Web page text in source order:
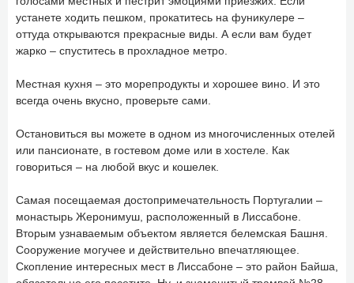
устанете ходить пешком, прокатитесь на фуникулере –
оттуда открываются прекрасные виды. А если вам будет
жарко – спуститесь в прохладное метро.
Местная кухня – это морепродукты и хорошее вино. И это
всегда очень вкусно, проверьте сами.
Остановиться вы можете в одном из многочисленных отелей
или пансионате, в гостевом доме или в хостеле. Как
говориться – на любой вкус и кошелек.
Самая посещаемая достопримечательность Португалии –
монастырь Жеронимуш, расположенный в Лиссабоне.
Вторым узнаваемым объектом является белемская Башня.
Сооружение могучее и действительно впечатляющее.
Скопление интересных мест в Лиссабоне – это район Байша,